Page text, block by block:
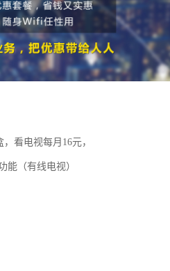
看电视每月16元，
能（有线电视）